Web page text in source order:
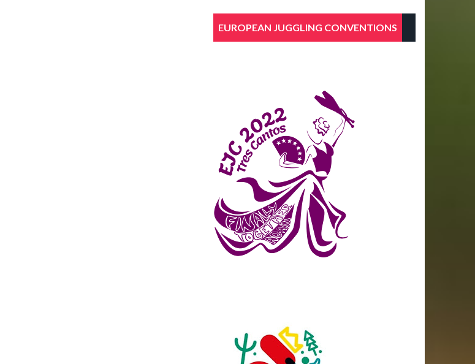
EUROPEAN JUGGLING CONVENTIONS